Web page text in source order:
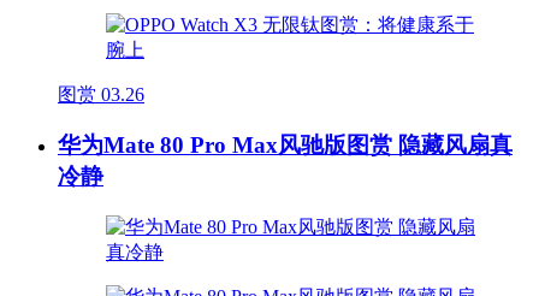
图赏 03.26
华为Mate 80 Pro Max风驰版图赏 隐藏风扇真
冷静